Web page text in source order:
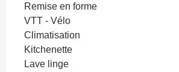
Remise en forme
VTT - Vélo
Climatisation
Kitchenette
Lave linge